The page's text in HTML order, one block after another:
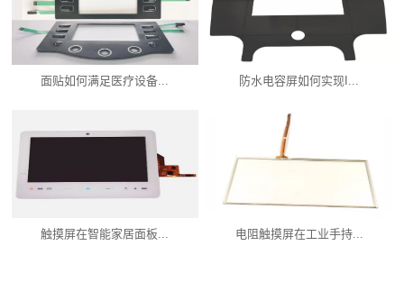
面贴如何满足医疗设备... 防水电容屏如何实现I...
触摸屏在智能家居面板... 电阻触摸屏在工业手持...